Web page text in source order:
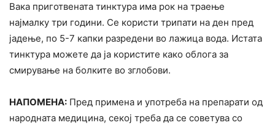
Вака приготвената тинктура има рок на траење
најмалку три години. Се користи трипати на ден пред
јадење, по 5-7 капки разредени во лажица вода. Истата
тинктура можете да ја користите како облога за
смирување на болките во зглобови.
НАПОМЕНА: Пред примена и употреба на препарати од
народната медицина, секој треба да се советува со